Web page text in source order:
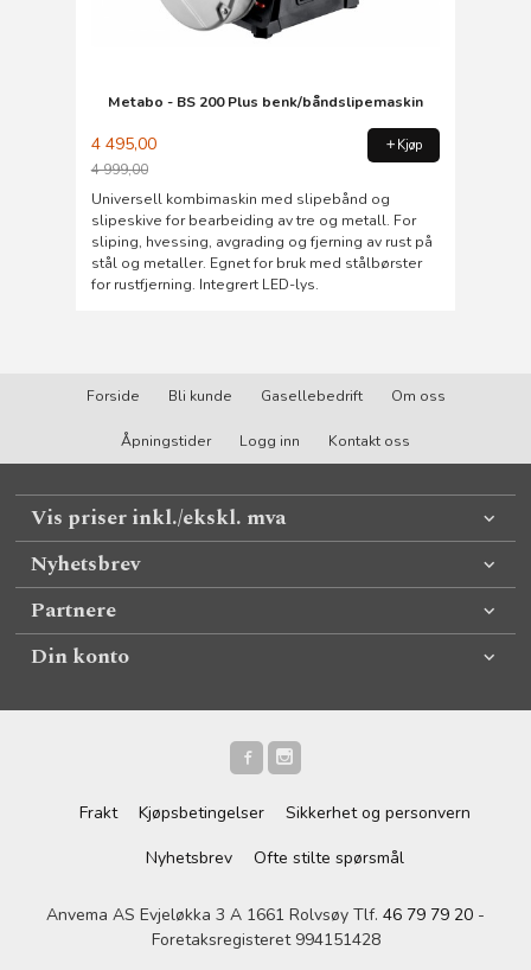
Metabo - BS 200 Plus benk/båndslipemaskin
4 495,00
4 999,00
Rabatt
Kjøp
Universell kombimaskin med slipebånd og
slipeskive for bearbeiding av tre og metall. For
sliping, hvessing, avgrading og fjerning av rust på
stål og metaller. Egnet for bruk med stålbørster
for rustfjerning. Integrert LED-lys.
Forside Bli kunde Gasellebedrift Om oss
Åpningstider Logg inn Kontakt oss
Vis priser inkl./ekskl. mva
Nyhetsbrev
Partnere
Din konto
Frakt Kjøpsbetingelser
Sikkerhet og personvern
Nyhetsbrev
Ofte stilte spørsmål
Anvema AS Evjeløkka 3 A 1661 Rolvsøy Tlf. 46 79 79 20 -
Foretaksregisteret 994151428